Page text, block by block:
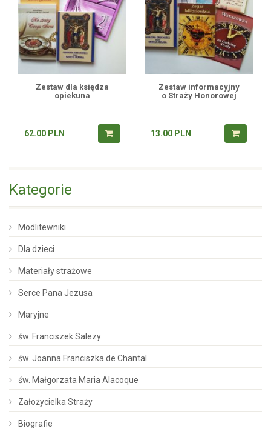
Zestaw dla księdza
opiekuna
62.00 PLN
Zestaw informacyjny
o Straży Honorowej
13.00 PLN
Kategorie
Modlitewniki
Dla dzieci
Materiały strażowe
Serce Pana Jezusa
Maryjne
św. Franciszek Salezy
św. Joanna Franciszka de Chantal
św. Małgorzata Maria Alacoque
Założycielka Straży
Biografie